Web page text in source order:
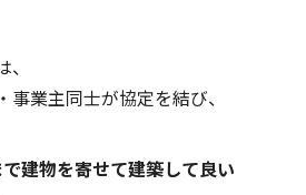
業主同士が協定を結び、
建物を寄せて建築して良い